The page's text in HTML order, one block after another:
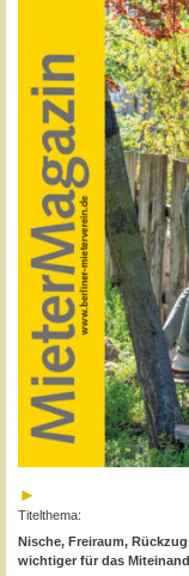
Titelthema:
Nische, Freiraum,
wichtiger für das